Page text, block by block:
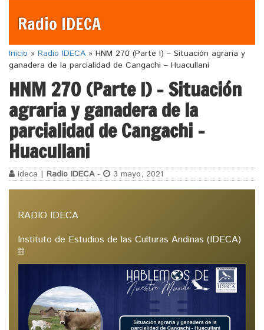
Radio IDECA
Inicio » Radio IDECA » HNM 270 (Parte I) – Situación agraria y
ganadera de la parcialidad de Cangachi – Huacullani
HNM 270 (Parte I) – Situación
agraria y ganadera de la
parcialidad de Cangachi –
Huacullani
ideca | Radio IDECA- 3 mayo, 2021
RADIO IDECA
Instituto de Estudios de las Culturas Andinas (IDECA)